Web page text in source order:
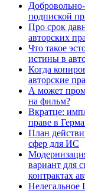
подпиской
Про срок
авторских
Что такое
истины в
Когда
авторские
А может
на фильм?
Вкратце:
праве в
План
сфер для ИС
вариант для
контрактах